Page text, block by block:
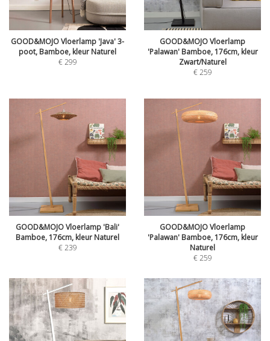
GOOD&MOJO Vloerlamp 'Java' 3-
poot, Bamboe, kleur Naturel
€299
GOOD&MOJO Vloerlamp
'Palawan' Bamboe, 176cm, kleur
Zwart/Naturel
€259
GOOD&MOJO Vloerlamp 'Bali'
Bamboe, 176cm, kleur Naturel
€239
GOOD&MOJO Vloerlamp
'Palawan' Bamboe, 176cm, kleur
Naturel
€259